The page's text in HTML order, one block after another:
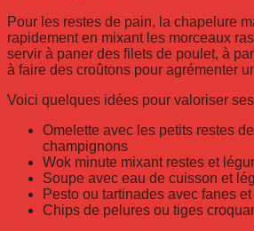
Pour les restes de pain, la chapelure
rapidement en mixant les morceaux
servir à paner des filets de poulet, à
à faire des croûtons pour agrémenter
Voici quelques idées pour valoriser
Omelette avec les petits restes
champignons
Wok minute mixant restes et
Soupe avec eau de cuisson et
Pesto ou tartinades avec fanes
Chips de pelures ou tiges